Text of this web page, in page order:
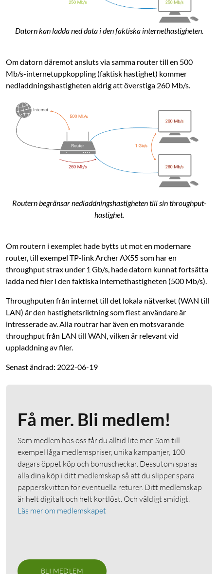
Datorn kan ladda ned data i den faktiska internethastigheten.
Om datorn däremot ansluts via samma router till en 500
Mb/s-internetuppkoppling (faktisk hastighet) kommer
nedladdningshastigheten aldrig att överstiga 260 Mb/s.
Routern begränsar nedladdningshastigheten till sin throughput-
hastighet.
Om routern i exemplet hade bytts ut mot en modernare
router, till exempel TP-link Archer AX55 som har en
throughput strax under 1 Gb/s, hade datorn kunnat fortsätta
ladda ned filer i den faktiska internethastigheten (500 Mb/s).
Throughputen från internet till det lokala nätverket (WAN till
LAN) är den hastighetsriktning som flest användare är
intresserade av. Alla routrar har även en motsvarande
throughput från LAN till WAN, vilken är relevant vid
uppladdning av filer.
Senast ändrad: 2022-06-19
Få mer. Bli medlem!
Som medlem hos oss får du alltid lite mer. Som till
exempel låga medlemspriser, unika kampanjer, 100
dagars öppet köp och bonuscheckar. Dessutom sparas
alla dina köp i ditt medlemskap så att du slipper spara
papperskvitton för eventuella returer. Ditt medlemskap
är helt digitalt och helt kortlöst. Och väldigt smidigt.
Läs mer om medlemskapet
BLI MEDLEM